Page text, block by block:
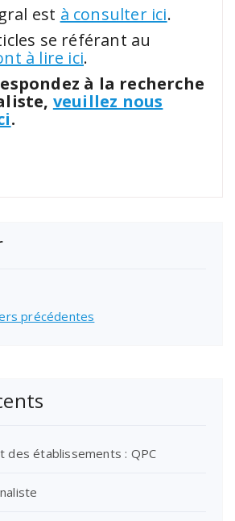
est à consulter ici.
se référant au
à lire ici.
à la recherche
veuillez nous
.
précédentes
des établissements : QPC